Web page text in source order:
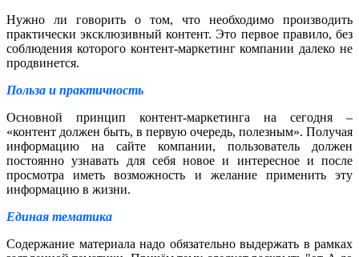
Нужно ли говорить о том, что необходимо производить
практически эксклюзивный контент. Это первое правило, без
соблюдения которого контент-маркетинг компании далеко не
продвинется.
Польза и практичность
Основной принцип контент-маркетинга на сегодня –
«контент должен быть, в первую очередь, полезным». Получая
информацию на сайте компании, пользователь должен
постоянно узнавать для себя новое и интересное и после
просмотра иметь возможность и желание применить эту
информацию в жизни.
Единая тематика
Содержание материала надо обязательно выдержать в рамках